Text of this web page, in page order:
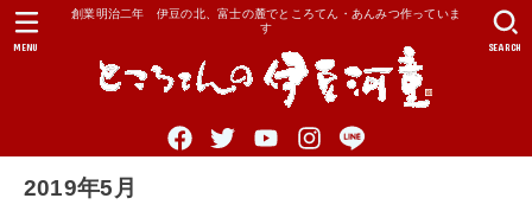
創業明治二年 伊豆の北、富士の麓でところてん・あんみつ作っていま
す
SEARCH
MENU
2019年5月